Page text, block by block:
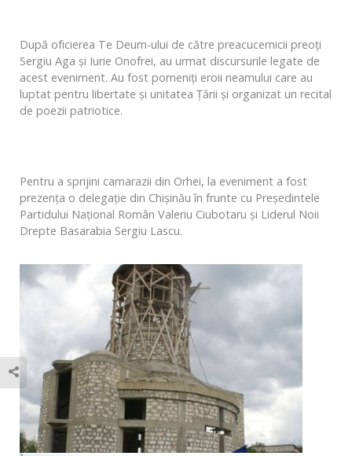
După oficierea Te Deum-ului de către preacucernicii preoţi
Sergiu Aga şi Iurie Onofrei, au urmat discursurile legate de
acest eveniment. Au fost pomeniţi eroii neamului care au
luptat pentru libertate şi unitatea Ţării şi organizat un recital
de poezii patriotice.
Pentru a sprijini camarazii din Orhei, la eveniment a fost
prezenţa o delegaţie din Chişinău în frunte cu Preşedintele
Partidului Naţional Român Valeriu Ciubotaru şi Liderul Noii
Drepte Basarabia Sergiu Lascu.